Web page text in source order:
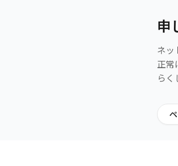
申
ネッ
正常
らく